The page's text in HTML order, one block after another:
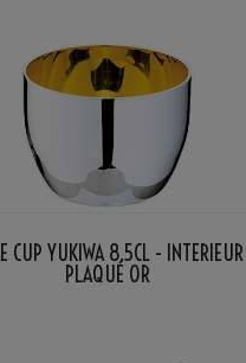
CUP YUKIWA 8.5CL - INTÉRIEUR
PLAQUÉ OR